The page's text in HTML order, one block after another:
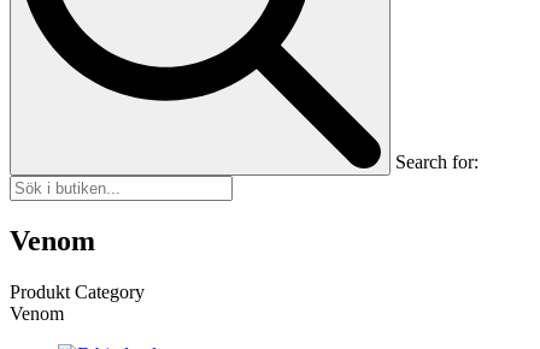
Search for:
Venom
Produkt Category
Venom